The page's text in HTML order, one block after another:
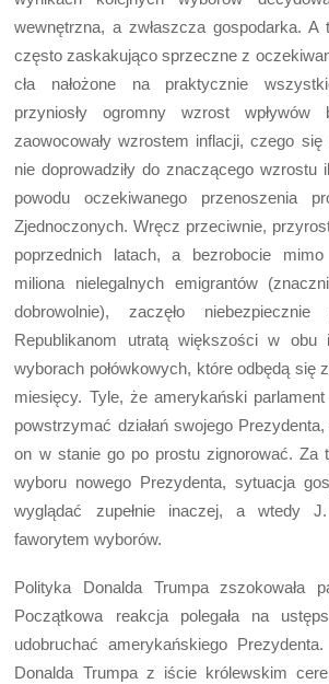
wewnętrzna, a zwłaszcza gospodarka.
często zaskakująco sprzeczne z
cła nałożone na praktycznie
przyniosły ogromny wzrost
zaowocowały wzrostem inflacji, czego się
nie doprowadziły do znaczącego
powodu oczekiwanego przenoszenia
Zjednoczonych. Wręcz przeciwnie,
poprzednich latach, a bezrobocie
miliona nielegalnych emigrantów
dobrowolnie), zaczęło
Republikanom utratą większości w obu
wyborach połówkowych, które odbędą się
miesięcy. Tyle, że amerykański
powstrzymać działań swojego
on w stanie go po prostu zignorować. Za
wyboru nowego Prezydenta, sytuacja
wyglądać zupełnie inaczej, a wtedy
faworytem wyborów.
Polityka Donalda Trumpa zszokowała
Początkowa reakcja polegała na
udobruchać amerykańskiego
Donalda Trumpa z iście królewskim